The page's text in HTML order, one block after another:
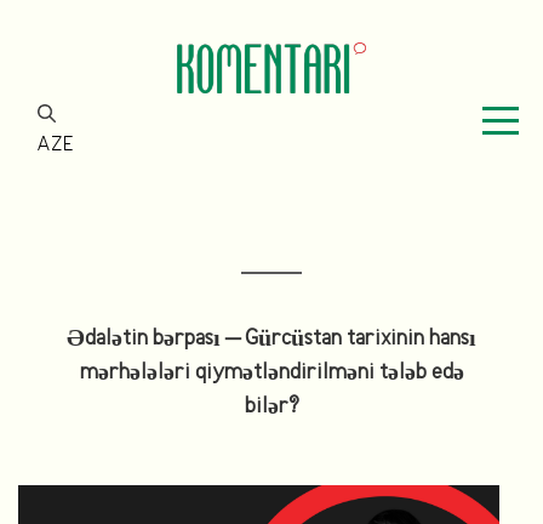
AZE
Ədalətin bərpası – Gürcüstan tarixinin hansı
mərhələləri qiymətləndirilməni tələb edə
bilər?